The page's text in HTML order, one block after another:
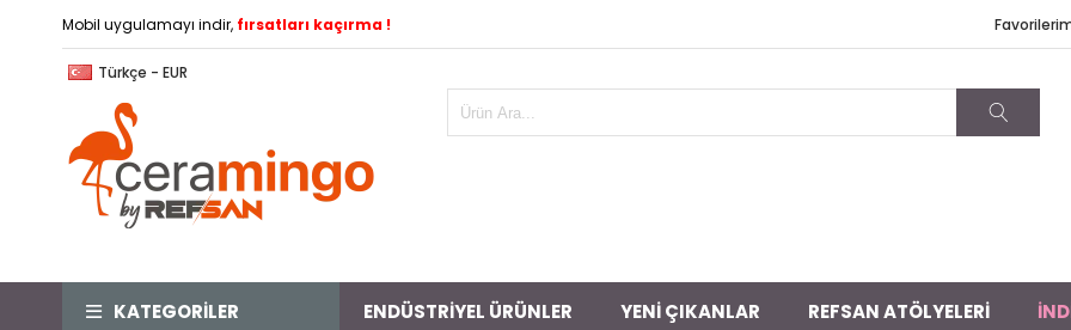
Mobil uygulamayı indir, fırsatları kaçırma !
Türkçe - EUR
KATEGORİLER ENDÜSTRİYEL ÜRÜNLER YENİ ÇIKANLAR REFSAN ATÖLYELERİ